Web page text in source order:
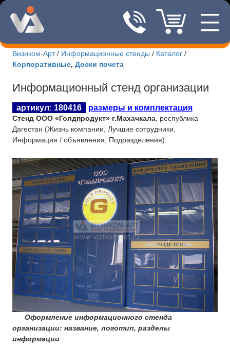
—
—
—
Новости Визиком-арт
Каталог стендов
Корпоративные стенды
Уличные стенды
Патриотические стенды
Стенды учебных заведений
Интернет-магазин
Изготовление табличек
Изготовление вывесок
О компании
Контакты
Визиком-Арт/ Информационные стенды / Каталог /
Корпоративные, Доски почета
Информационный стенд организации
артикул: 180416 размеры и комплектация
Стенд ООО «Голдпродукт» г.Махачкала , республика
Дагестан (Жизнь компании, Лучшие сотрудники,
Информация / объявления, Подразделения).
Оформление информационного стенда
организации: название, логотип, разделы
информации